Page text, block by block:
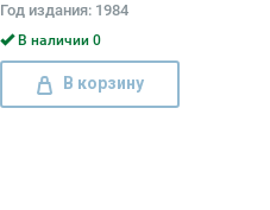
Межевич, Дмитрий
Скородумов
Год издания: 1984
В наличии 0
В корзину